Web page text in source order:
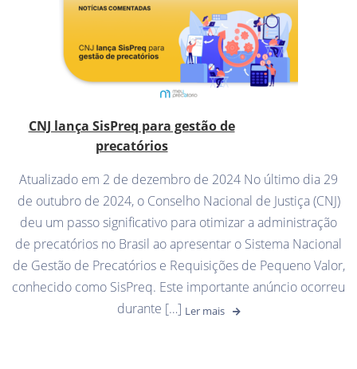
CNJ lança SisPreq para gestão de
precatórios
Atualizado em 2 de dezembro de 2024 No último dia 29
de outubro de 2024, o Conselho Nacional de Justiça (CNJ)
deu um passo significativo para otimizar a administração
de precatórios no Brasil ao apresentar o Sistema Nacional
de Gestão de Precatórios e Requisições de Pequeno Valor,
conhecido como SisPreq. Este importante anúncio ocorreu
durante […] Ler mais